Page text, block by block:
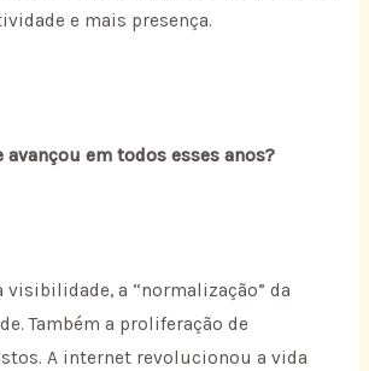
e mais presença.
avançou em todos esses anos?
visibilidade, a “normalização” da
Também a proliferação de
A internet revolucionou a vida